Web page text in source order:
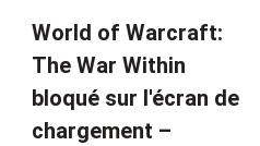
World of Warcraft:
The War Within
bloqué sur l'écran de
chargement – ​​